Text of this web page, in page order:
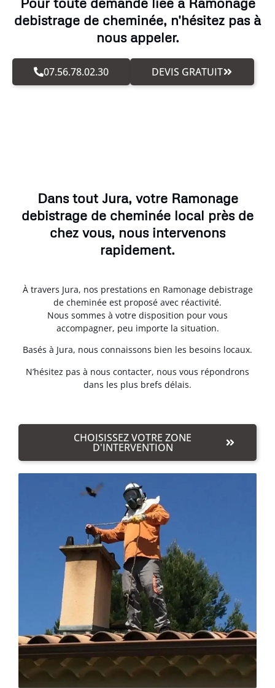
debistrage de cheminée, n'hésitez pas à
nous appeler.
07.56.78.02.30 DEVIS GRATUIT
Dans tout Jura, votre Ramonage
debistrage de cheminée local près de
chez vous, nous intervenons
rapidement.
À travers Jura, nos prestations en Ramonage debistrage
de cheminée est proposé avec réactivité.
Nous sommes à votre disposition pour vous
accompagner, peu importe la situation.
Basés à Jura, nous connaissons bien les besoins locaux.
N’hésitez pas à nous contacter, nous vous répondrons
dans les plus brefs délais.
CHOISISSEZ VOTRE ZONE
D'INTERVENTION